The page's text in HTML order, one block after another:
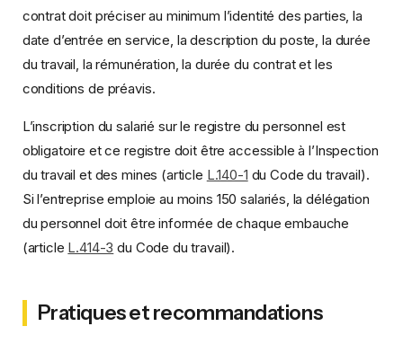
contrat doit préciser au minimum l’identité des parties, la
date d’entrée en service, la description du poste, la durée
du travail, la rémunération, la durée du contrat et les
conditions de préavis.
L’inscription du salarié sur le registre du personnel est
obligatoire et ce registre doit être accessible à l’Inspection
du travail et des mines (article L.140-1 du Code du travail).
Si l’entreprise emploie au moins 150 salariés, la délégation
du personnel doit être informée de chaque embauche
(article L.414-3 du Code du travail).
Pratiques et recommandations